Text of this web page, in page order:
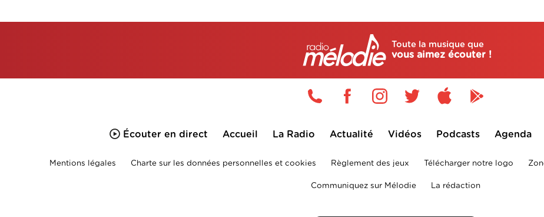
Toute la musique que
vous aimez écouter !
Écouter en direct Accueil La Radio Actualité Vidéos Podcasts Agenda
Mentions légales Charte sur les données personnelles et cookies Règlement des jeux Télécharger notre logo
Communiquez sur Mélodie La rédaction